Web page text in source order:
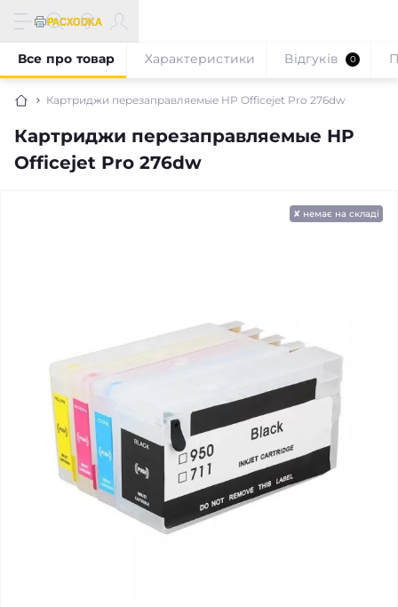
Картриджи перезаправляемые HP Officejet Pro 276dw
Картриджи перезаправляемые HP
Officejet Pro 276dw
Все про товар Характеристики Відгуків 0
✘ немає на складі